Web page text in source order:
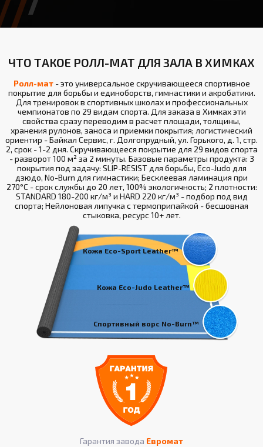
ЧТО ТАКОЕ РОЛЛ-МАТ ДЛЯ ЗАЛА В ХИМКАХ
Ролл-мат- это универсальное скручивающееся спортивное
покрытие для борьбы и единоборств, гимнастики и акробатики.
Для тренировок в спортивных школах и профессиональных
чемпионатов по 29 видам спорта. Для заказа в Химках эти
свойства сразу переводим в расчет площади, толщины,
хранения рулонов, заноса и приемки покрытия; логистический
ориентир - Байкал Сервис, г. Долгопрудный, ул. Горького, д. 1, стр.
2, срок - 1-2 дня. Скручивающееся покрытие для 29 видов спорта
- разворот 100 м² за 2 минуты. Базовые параметры продукта: 3
покрытия под задачу: SLIP-RESIST для борьбы, Eco-Judo для
дзюдо, No-Burn для гимнастики; Бесклеевая ламинация при
270°С - срок службы до 20 лет, 100% экологичность; 2 плотности:
STANDARD 180-200 кг/м³ и HARD 220 кг/м³ - подбор под вид
спорта; Нейлоновая липучка с термоприпайкой - бесшовная
стыковка, ресурс 10+ лет.
Кожа Eco-Sport Leather™
Кожа Eco-Judo Leather™
Спортивный ворс No-Burn™
Гарантия завода Евромат